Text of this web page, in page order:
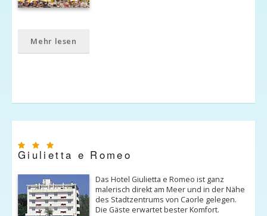
Mehr lesen
Giulietta e Romeo
Das Hotel Giulietta e Romeo ist ganz
malerisch direkt am Meer und in der Nähe
des Stadtzentrums von Caorle gelegen.
Die Gäste erwartet bester Komfort.